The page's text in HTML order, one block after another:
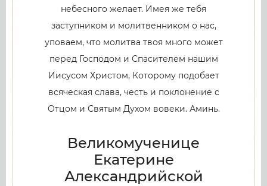
небесного желает. Имея же тебя
заступником и молитвенником о нас,
уповаем, что молитва твоя много может
перед Господом и Спасителем нашим
Иисусом Христом, Которому подобает
всяческая слава, честь и поклонение с
Отцом и Святым Духом вовеки. Аминь.
Великомученице
Екатерине
Александрийской